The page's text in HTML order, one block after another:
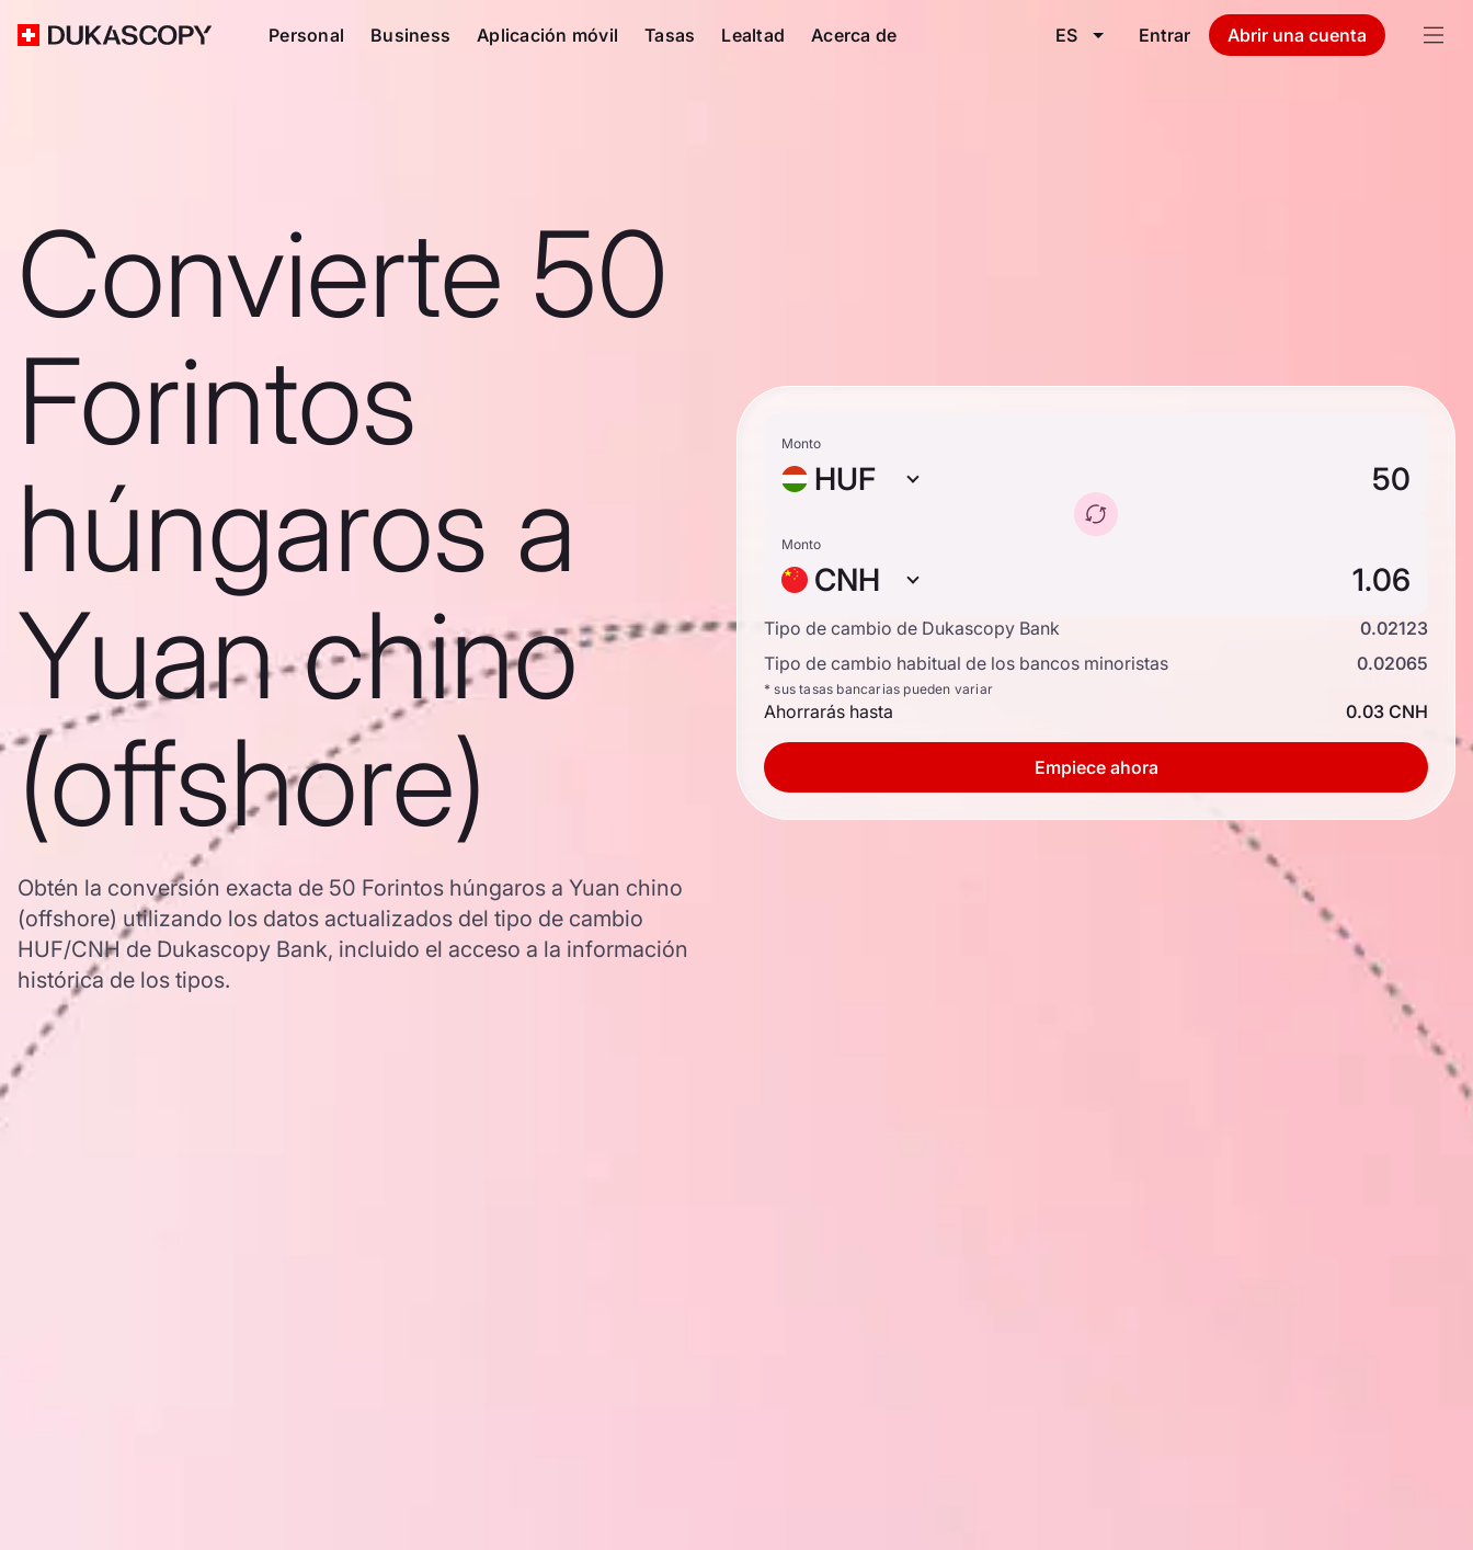
Personal Business Aplicación móvil Tasas Lealtad Acerca de ES Entrar Abrir una cuenta
Convierte 50
Forintos
húngaros a
Yuan chino
(offshore)
Obtén la conversión exacta de 50 Forintos húngaros a Yuan chino
(offshore) utilizando los datos actualizados del tipo de cambio
HUF/CNH de Dukascopy Bank, incluido el acceso a la información
histórica de los tipos.
Monto
HUF
Monto
CNH
Tipo de cambio de Dukascopy Bank
0.02123
Tipo de cambio habitual de los bancos minoristas
0.02065
* sus tasas bancarias pueden variar
Ahorrarás hasta 0.03 CNH
Empiece ahora